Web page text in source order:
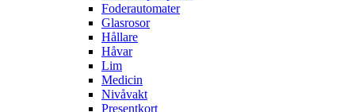
Foderautomater
Glasrosor
Hållare
Håvar
Lim
Medicin
Nivåvakt
Presentkort